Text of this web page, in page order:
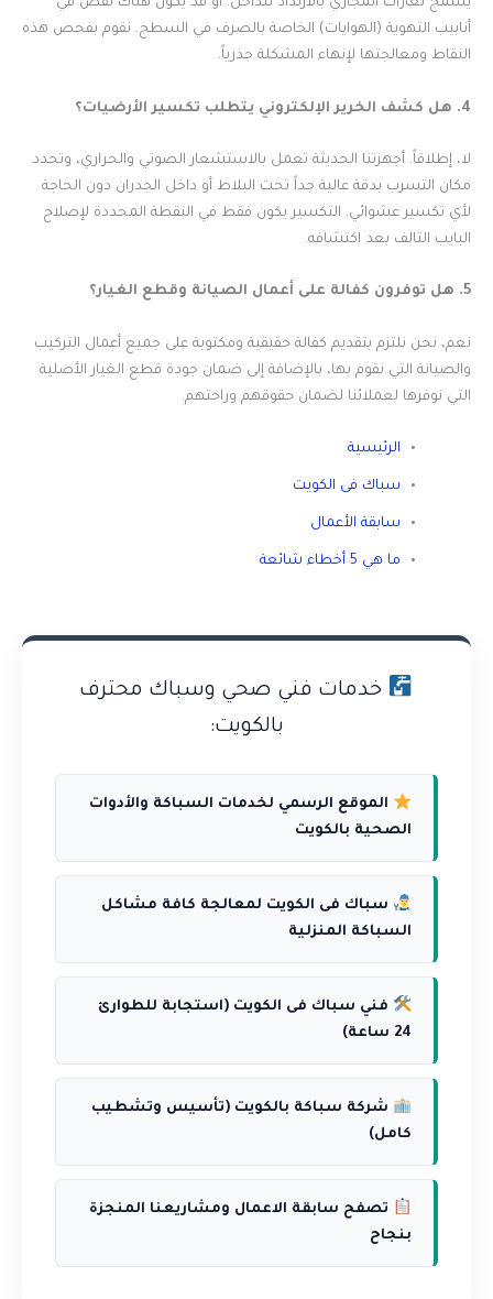
يسمح لغازات المجاري بالارتداد للداخل. أو قد يكون هناك نقص في
أنابيب التهوية (الهوايات) الخاصة بالصرف في السطح. نقوم بفحص هذه
النقاط ومعالجتها لإنهاء المشكلة جذرياً.
4. هل كشف الخرير الإلكتروني يتطلب تكسير الأرضيات؟
لا، إطلاقاً. أجهزتنا الحديثة تعمل بالاستشعار الصوتي والحراري، وتحدد
مكان التسرب بدقة عالية جداً تحت البلاط أو داخل الجدران دون الحاجة
لأي تكسير عشوائي. التكسير يكون فقط في النقطة المحددة لإصلاح
البايب التالف بعد اكتشافه.
5. هل توفرون كفالة على أعمال الصيانة وقطع الغيار؟
نعم، نحن نلتزم بتقديم كفالة حقيقية ومكتوبة على جميع أعمال التركيب
والصيانة التي نقوم بها، بالإضافة إلى ضمان جودة قطع الغيار الأصلية
التي نوفرها لعملائنا لضمان حقوقهم وراحتهم.
الرئيسية
سباك فى الكويت
سابقة الأعمال
ما هي 5 أخطاء شائعة
خدمات فني صحي وسباك محترف
بالكويت:
الموقع الرسمي لخدمات السباكة والأدوات
الصحية بالكويت
سباك فى الكويت لمعالجة كافة مشاكل
السباكة المنزلية
فني سباك فى الكويت (استجابة للطوارئ
24 ساعة)
شركة سباكة بالكويت (تأسيس وتشطيب
كامل)
تصفح سابقة الاعمال ومشاريعنا المنجزة
بنجاح